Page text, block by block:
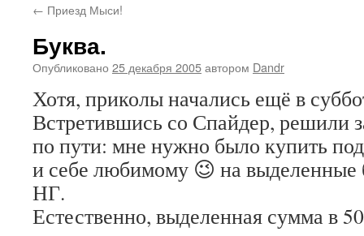
содержимому
← Приезд Мыси!
Буква.
Опубликовано 25 декабря 2005автором Dandr
Хотя, приколы начались ещё в
Встретившись со Спайдер, решили
по пути: мне нужно было купить
и себе любимому 😉 на выделенные
НГ.
Естественно, выделенная сумма в